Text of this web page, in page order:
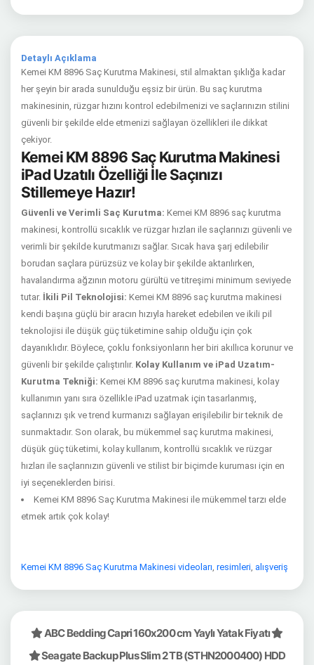
Detaylı Açıklama
Kemei KM 8896 Saç Kurutma Makinesi, stil almaktan şıklığa kadar
her şeyin bir arada sunulduğu eşsiz bir ürün. Bu saç kurutma
makinesinin, rüzgar hızını kontrol edebilmenizi ve saçlarınızın stilini
güvenli bir şekilde elde etmenizi sağlayan özellikleri ile dikkat
çekiyor.
Kemei KM 8896 Saç Kurutma Makinesi
iPad Uzatılı Özelliği İle Saçınızı
Stillemeye Hazır!
Güvenli ve Verimli Saç Kurutma: Kemei KM 8896 saç kurutma
makinesi, kontrollü sıcaklık ve rüzgar hızları ile saçlarınızı güvenli ve
verimli bir şekilde kurutmanızı sağlar. Sıcak hava şarj edilebilir
borudan saçlara pürüzsüz ve kolay bir şekilde aktarılırken,
havalandırma ağzının motoru gürültü ve titreşimi minimum seviyede
tutar. İkili Pil Teknolojisi: Kemei KM 8896 saç kurutma makinesi
kendi başına güçlü bir aracın hızıyla hareket edebilen ve ikili pil
teknolojisi ile düşük güç tüketimine sahip olduğu için çok
dayanıklıdır. Böylece, çoklu fonksiyonların her biri akıllıca korunur ve
güvenli bir şekilde çalıştırılır. Kolay Kullanım ve iPad Uzatım-
Kurutma Tekniği: Kemei KM 8896 saç kurutma makinesi, kolay
kullanımın yanı sıra özellikle iPad uzatmak için tasarlanmış,
saçlarınızı şık ve trend kurmanızı sağlayan erişilebilir bir teknik de
sunmaktadır. Son olarak, bu mükemmel saç kurutma makinesi,
düşük güç tüketimi, kolay kullanım, kontrollü sıcaklık ve rüzgar
hızları ile saçlarınızın güvenli ve stilist bir biçimde kuruması için en
iyi seçeneklerden birisi.
Kemei KM 8896 Saç Kurutma Makinesi ile mükemmel tarzı elde
etmek artık çok kolay!
Kemei KM 8896 Saç Kurutma Makinesi videoları, resimleri, alışveriş
ABC Bedding Capri 160x200 cm Yaylı Yatak Fiyatı
Seagate Backup Plus Slim 2 TB (STHN2000400) HDD